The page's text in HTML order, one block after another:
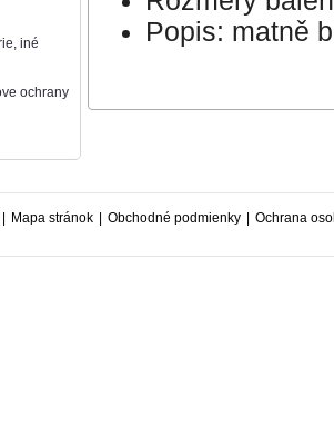
iné
ochrany
Popis: matně
Mapa stránok Obchodné podmienky Ochrana